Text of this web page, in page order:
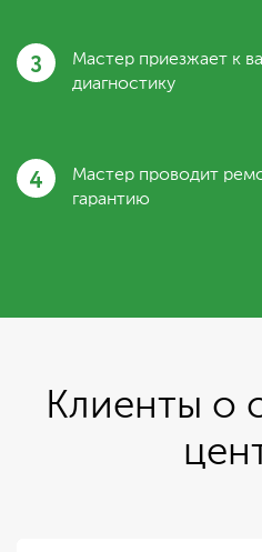
3
Мастер приезжает к
диагностику
4
Мастер проводит
гарантию
Клиенты о